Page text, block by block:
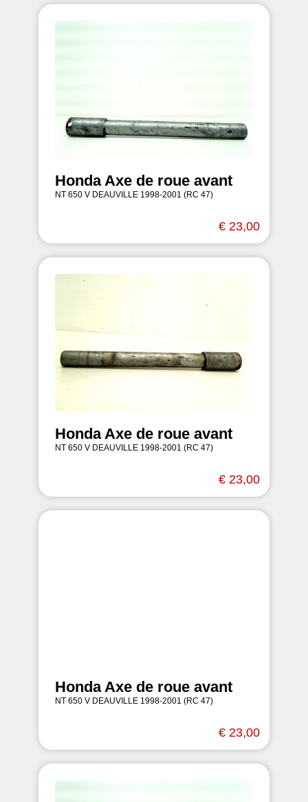
Honda Axe de roue avant
NT 650 V DEAUVILLE 1998-2001 (RC 47)
€ 23,00
Honda Axe de roue avant
NT 650 V DEAUVILLE 1998-2001 (RC 47)
€ 23,00
Honda Axe de roue avant
NT 650 V DEAUVILLE 1998-2001 (RC 47)
€ 23,00